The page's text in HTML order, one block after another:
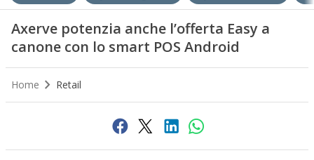
Axerve potenzia anche l’offerta Easy a
canone con lo smart POS Android
Home Retail